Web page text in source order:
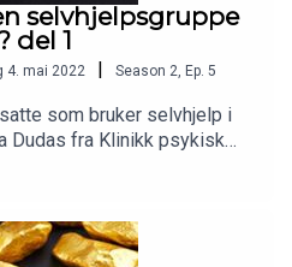
selvhjelpsgruppe
del 1
4. mai 2022 | Season 2, Ep. 5
som bruker selvhjelp i
Dudas fra Klinikk psykisk
Gro Marie Woldseth fra
som også har
–Inspirasjon til